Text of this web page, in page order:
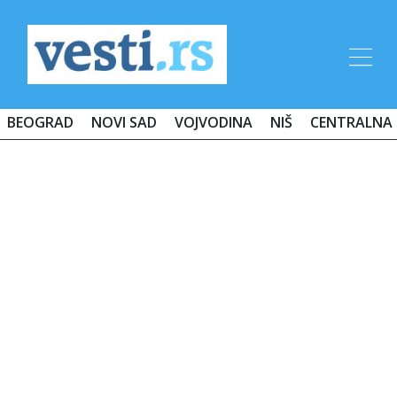
BEOGRAD NOVI SAD VOJVODINA NIŠ CENTRALNA